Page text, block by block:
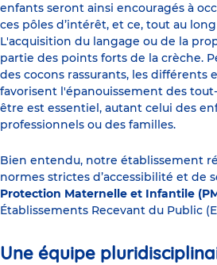
enfants seront ainsi encouragés à
ces pôles d’intérêt, et ce, tout au
L'acquisition du langage ou de la
partie des points forts de la crèche.
des cocons rassurants, les différents
favorisent l'épanouissement des
être est essentiel, autant celui des
professionnels ou des familles.
Bien entendu, notre établissement
normes strictes d’accessibilité et de
Protection Maternelle et Infantile
Établissements Recevant du Public
Une équipe